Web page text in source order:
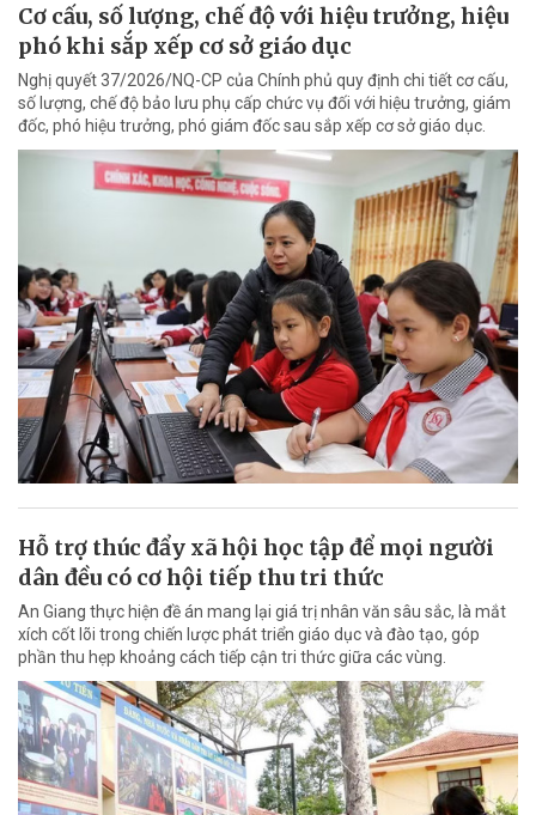
Cơ cấu, số lượng, chế độ với hiệu trưởng, hiệu
phó khi sắp xếp cơ sở giáo dục
Nghị quyết 37/2026/NQ-CP của Chính phủ quy định chi tiết cơ cấu,
số lượng, chế độ bảo lưu phụ cấp chức vụ đối với hiệu trưởng, giám
đốc, phó hiệu trưởng, phó giám đốc sau sắp xếp cơ sở giáo dục.
Hỗ trợ thúc đẩy xã hội học tập để mọi người
dân đều có cơ hội tiếp thu tri thức
An Giang thực hiện đề án mang lại giá trị nhân văn sâu sắc, là mắt
xích cốt lõi trong chiến lược phát triển giáo dục và đào tạo, góp
phần thu hẹp khoảng cách tiếp cận tri thức giữa các vùng.